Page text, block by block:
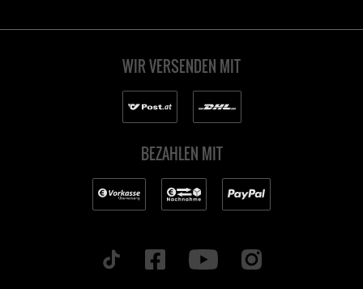
WIR VERSENDEN MIT
BEZAHLEN MIT